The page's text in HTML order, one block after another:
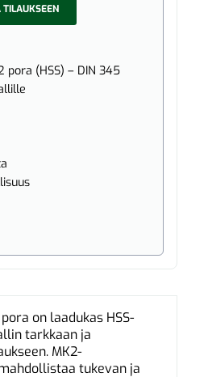
TILAUKSEEN
pora (HSS) – DIN 345
on laadukas HSS-
tarkkaan ja
MK2-
tukevan ja